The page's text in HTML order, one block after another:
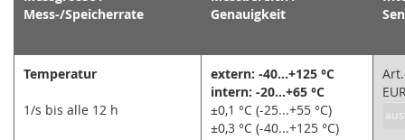
Mess-/Speicherrate
Genauigkeit
Temperatur
1/s bis alle 12 h
extern: -40...+125 °C
intern: -20...+65 °C
±0,1 °C (-25...+55 °C)
±0,3 °C (-40...+125 °C)